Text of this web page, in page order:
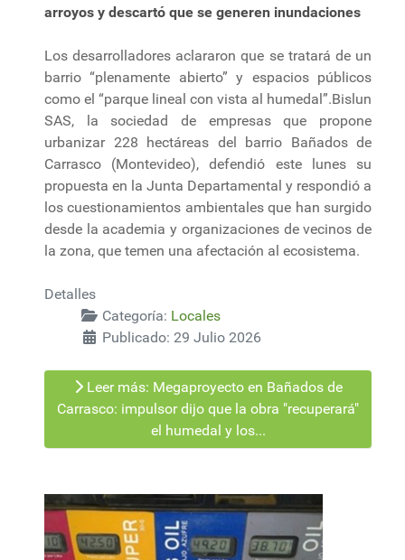
arroyos y descartó que se generen inundaciones
Los desarrolladores aclararon que se tratará de un
barrio “plenamente abierto” y espacios públicos
como el “parque lineal con vista al humedal”.Bislun
SAS, la sociedad de empresas que propone
urbanizar 228 hectáreas del barrio Bañados de
Carrasco (Montevideo), defendió este lunes su
propuesta en la Junta Departamental y respondió a
los cuestionamientos ambientales que han surgido
desde la academia y organizaciones de vecinos de
la zona, que temen una afectación al ecosistema.
Detalles
Categoría: Locales
Publicado: 29 Julio 2026
Leer más: Megaproyecto en Bañados de
Carrasco: impulsor dijo que la obra "recuperará"
el humedal y los...